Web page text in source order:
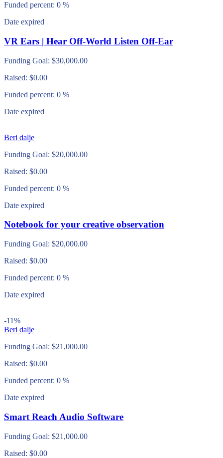
Funded percent: 0 %
Date expired
VR Ears | Hear Off-World Listen Off-Ear
Funding Goal: $30,000.00
Raised: $0.00
Funded percent: 0 %
Date expired
Beri dalje
Funding Goal: $20,000.00
Raised: $0.00
Funded percent: 0 %
Date expired
Notebook for your creative observation
Funding Goal: $20,000.00
Raised: $0.00
Funded percent: 0 %
Date expired
-11%
Beri dalje
Funding Goal: $21,000.00
Raised: $0.00
Funded percent: 0 %
Date expired
Smart Reach Audio Software
Funding Goal: $21,000.00
Raised: $0.00